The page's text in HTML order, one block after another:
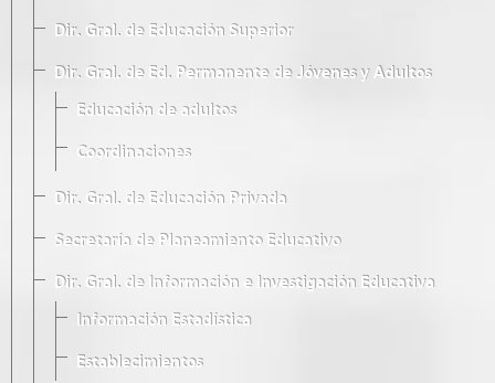
Dir. Gral. de Educación Superior
Dir. Gral. de Ed. Permanente de Jóvenes y Adultos
Educación de adultos
Coordinaciones
Dir. Gral. de Educación Privada
Secretaría de Planeamiento Educativo
Dir. Gral. de Información e Investigación Educativa
Información Estadística
Establecimientos